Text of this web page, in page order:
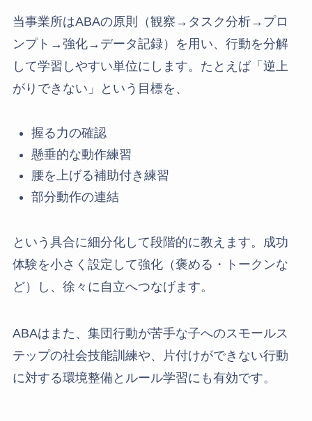
当事業所はABAの原則（観察→タスク分析→プロ
ンプト→強化→データ記録）を用い、行動を分解
して学習しやすい単位にします。たとえば「逆上
がりできない」という目標を、
握る力の確認
懸垂的な動作練習
腰を上げる補助付き練習
部分動作の連結
という具合に細分化して段階的に教えます。成功
体験を小さく設定して強化（褒める・トークンな
ど）し、徐々に自立へつなげます。
ABAはまた、集団行動が苦手な子へのスモールス
テップの社会技能訓練や、片付けができない行動
に対する環境整備とルール学習にも有効です。